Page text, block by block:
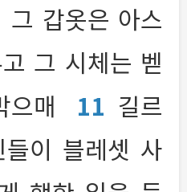
그 갑옷은 아스
그 시체는 벧
으매
11 길르
이 블레셋 사